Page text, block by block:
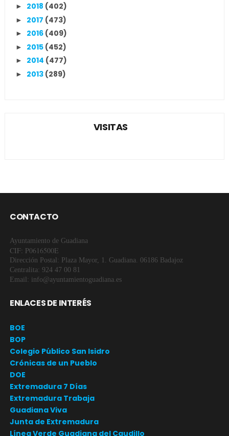
► 2018 (402)
► 2017 (473)
► 2016 (409)
► 2015 (452)
► 2014 (477)
► 2013 (289)
VISITAS
CONTACTO
Ayuntamiento de Guadiana
CIF: P0616500E
Dirección Postal: Plaza Mayor, 1. Guadiana. 06186 Badajoz
Centralita: 924 47 00 81
Email: info@ayuntamientoguadiana.es
ENLACES DE INTERÉS
BOE
BOP
Colegio Público San Isidro
Crónicas de un Pueblo
DOE
Extremadura 7 Días
Extremadura Trabaja
Guadiana Viva
Junta de Extremadura
Línea Verde Guadiana del Caudillo